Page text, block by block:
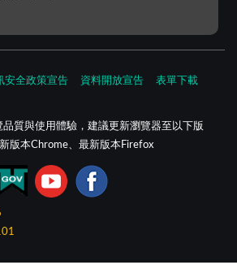
安全政策宣告 資料開放宣告 表單下載
質與使用體驗，建議更新瀏覽器至以下版
版本Chrome、最新版本Firefox